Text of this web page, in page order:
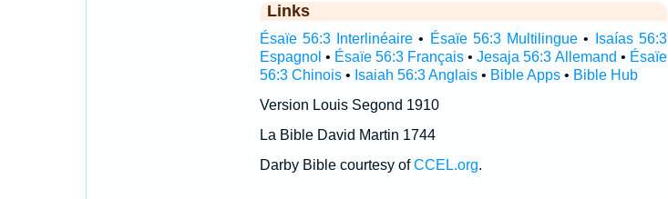
Links
Ésaïe 56:3 Interlinéaire • Ésaïe 56:3 Multilingue •
Isaías 56:3
Espagnol • Ésaïe 56:3 Français •Jesaja 56:3 Allemand • Ésaïe
56:3 Chinois• Isaiah 56:3 Anglais• Bible Apps• Bible Hub
Version Louis Segond 1910
La Bible David Martin 1744
Darby Bible courtesy ofCCEL.org.